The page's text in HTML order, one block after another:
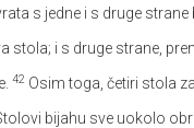
s jedne i s druge
stola; i s druge strane,
42 Osim toga, četiri stola
bijahu sve uokolo